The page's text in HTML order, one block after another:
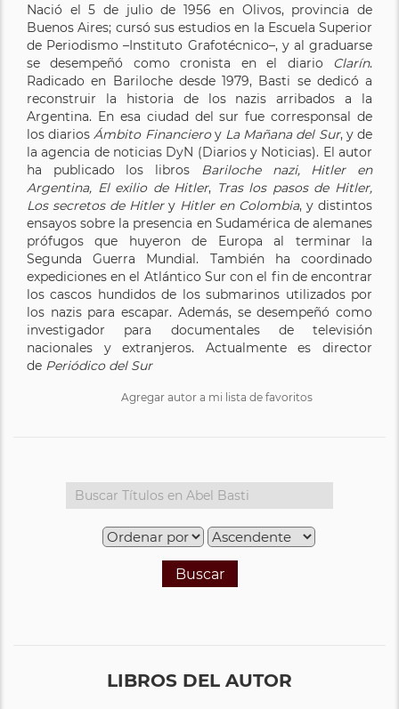
Nació el 5 de julio de 1956 en Olivos, provincia de
Buenos Aires; cursó sus estudios en la Escuela Superior
de Periodismo –Instituto Grafotécnico–, y al graduarse
se desempeñó como cronista en el diario Clarín.
Radicado en Bariloche desde 1979, Basti se dedicó a
reconstruir la historia de los nazis arribados a la
Argentina. En esa ciudad del sur fue corresponsal de
los diariosÁmbito Financieroy La Mañana del Sur, y de
la agencia de noticias DyN (Diarios y Noticias). El autor
ha publicado los libros Bariloche nazi, Hitler en
Argentina, El exilio de Hitler, Tras los pasos de Hitler,
Los secretos de Hitler y Hitler en Colombia, y distintos
ensayos sobre la presencia en Sudamérica de alemanes
prófugos que huyeron de Europa al terminar la
Segunda Guerra Mundial. También ha coordinado
expediciones en el Atlántico Sur con el fin de encontrar
los cascos hundidos de los submarinos utilizados por
los nazis para escapar. Además, se desempeñó como
investigador para documentales de televisión
nacionales y extranjeros. Actualmente es director
de Periódico del Sur
Agregar autor a mi lista de favoritos
Buscar
LIBROS DEL AUTOR